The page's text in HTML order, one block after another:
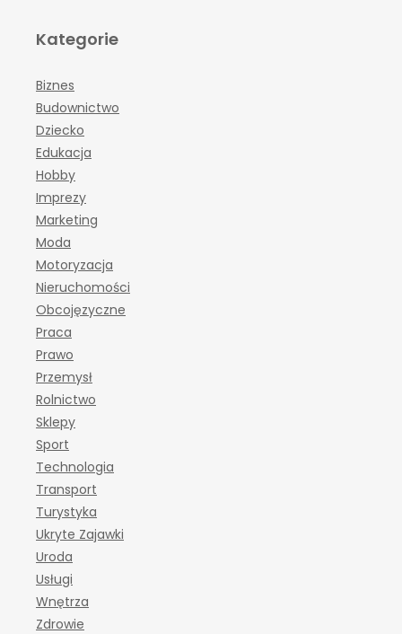
Kategorie
Biznes
Budownictwo
Dziecko
Edukacja
Hobby
Imprezy
Marketing
Moda
Motoryzacja
Nieruchomości
Obcojęzyczne
Praca
Prawo
Przemysł
Rolnictwo
Sklepy
Sport
Technologia
Transport
Turystyka
Ukryte Zajawki
Uroda
Usługi
Wnętrza
Zdrowie